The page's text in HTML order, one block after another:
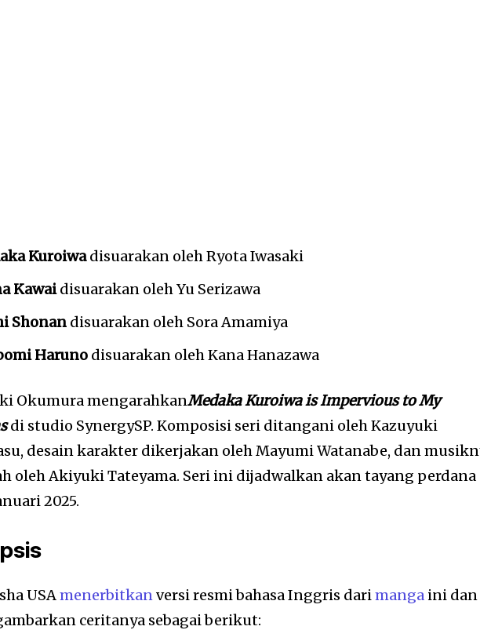
Kuroiwadisuarakan oleh Ryota Iwasaki
Kawaidisuarakan oleh Yu Serizawa
Shonan disuarakan oleh Sora Amamiya
Haruno disuarakan oleh Kana Hanazawa
Okumura mengarahkanMedaka Kuroiwa is Impervious to My
di studio SynergySP. Komposisi seri ditangani oleh Kazuyuki
desain karakter dikerjakan oleh Mayumi Watanabe, dan
oleh Akiyuki Tateyama. Seri ini dijadwalkan akan tayang perdana
2025.
USAmenerbitkanversi resmi bahasa Inggris darimanga ini dan
ceritanya sebagai berikut: